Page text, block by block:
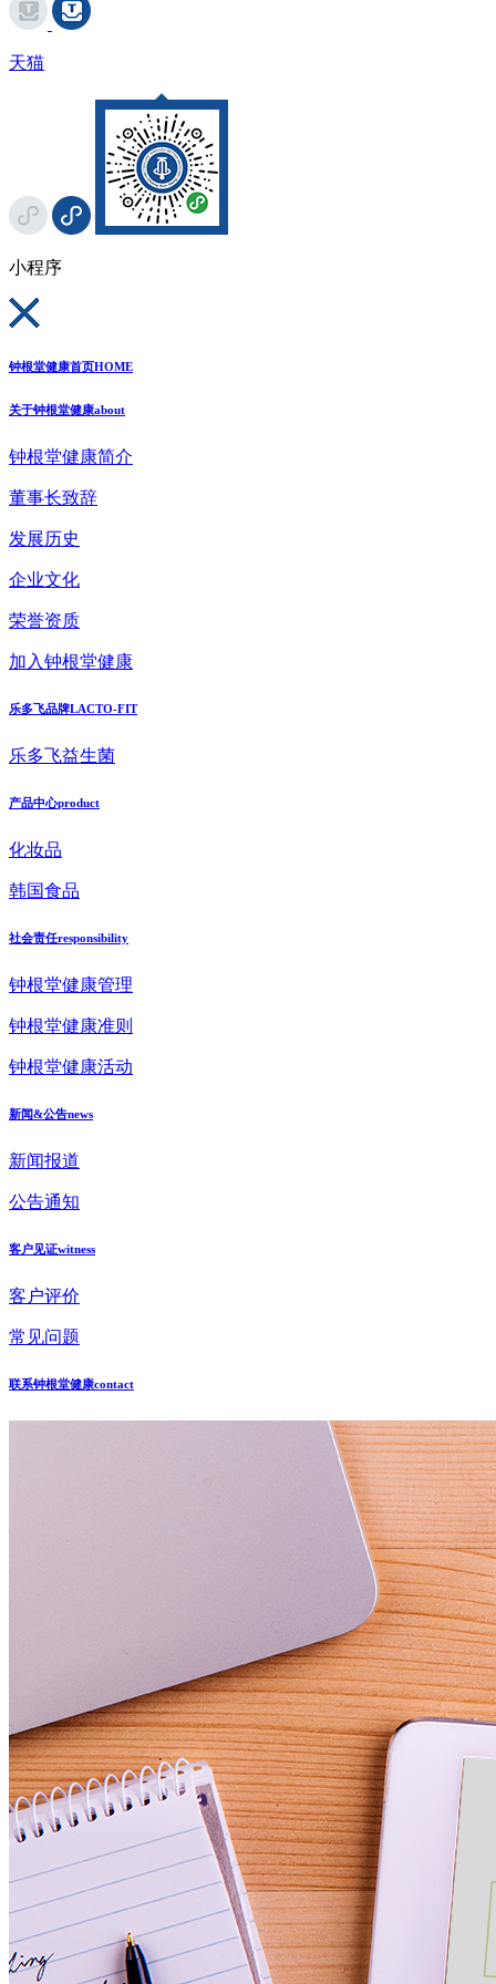
天猫
小程序
钟根堂健康首页HOME
关于钟根堂健康about
钟根堂健康简介
董事长致辞
发展历史
企业文化
荣誉资质
加入钟根堂健康
乐多飞品牌LACTO-FIT
乐多飞益生菌
产品中心product
化妆品
韩国食品
社会责任responsibility
钟根堂健康管理
钟根堂健康准则
钟根堂健康活动
新闻&公告news
新闻报道
公告通知
客户见证witness
客户评价
常见问题
联系钟根堂健康contact